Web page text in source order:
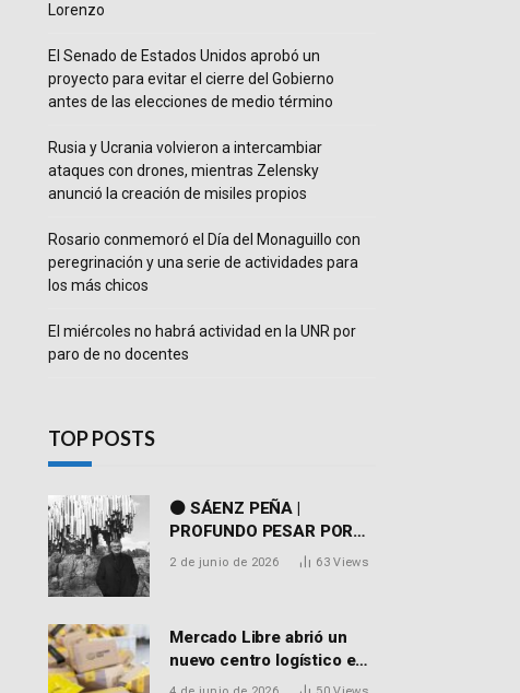
Lorenzo
El Senado de Estados Unidos aprobó un
proyecto para evitar el cierre del Gobierno
antes de las elecciones de medio término
Rusia y Ucrania volvieron a intercambiar
ataques con drones, mientras Zelensky
anunció la creación de misiles propios
Rosario conmemoró el Día del Monaguillo con
peregrinación y una serie de actividades para
los más chicos
El miércoles no habrá actividad en la UNR por
paro de no docentes
TOP POSTS
⚫ SÁENZ PEÑA |
PROFUNDO PESAR POR
EL FALLECIMIENTO DEL
2 de junio de 2026 63Views
Mercado Libre abrió un
nuevo centro logístico en
Don Torcuato que